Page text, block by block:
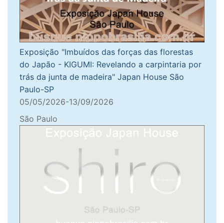
Exposição "Imbuídos das forças das florestas
do Japão - KIGUMI: Revelando a carpintaria por
trás da junta de madeira" Japan House São
Paulo-SP
05/05/2026-13/09/2026
São Paulo